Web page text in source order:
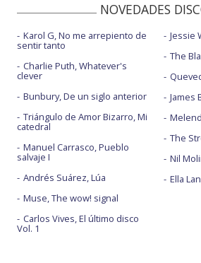
NOVEDADES
Karol G, No me arrepiento de
sentir tanto
Charlie Puth, Whatever's
clever
Bunbury, De un siglo anterior
Triángulo de Amor Bizarro, Mi
catedral
Manuel Carrasco, Pueblo
salvaje I
Andrés Suárez, Lúa
Muse, The wow! signal
Carlos Vives, El último disco
Vol. 1
Jessie
The
James
The
Nil
Ella